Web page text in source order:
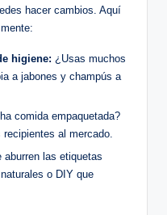
hacer cambios. Aquí
higiene: ¿Usas muchos
a jabones y champús a
comida empaquetada?
al mercado.
aburren las etiquetas
o DIY que